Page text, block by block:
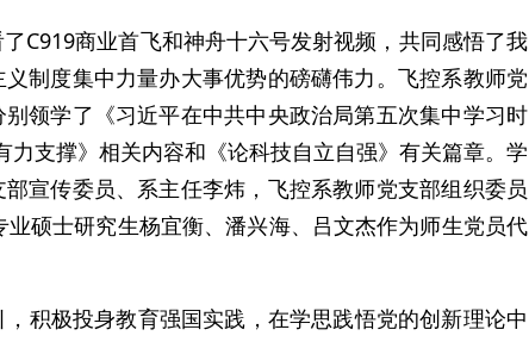
C919商业首飞和神舟十六号发射视频，共同感悟了我
制度集中力量办大事优势的磅礴伟力。飞控系教师党
领学了《习近平在中共中央政治局第五次集中学习时
支撑》相关内容和《论科技自立自强》有关篇章。学
宣传委员、系主任李炜，飞控系教师党支部组织委员
硕士研究生杨宜衡、潘兴海、吕文杰作为师生党员代
积极投身教育强国实践，在学思践悟党的创新理论中